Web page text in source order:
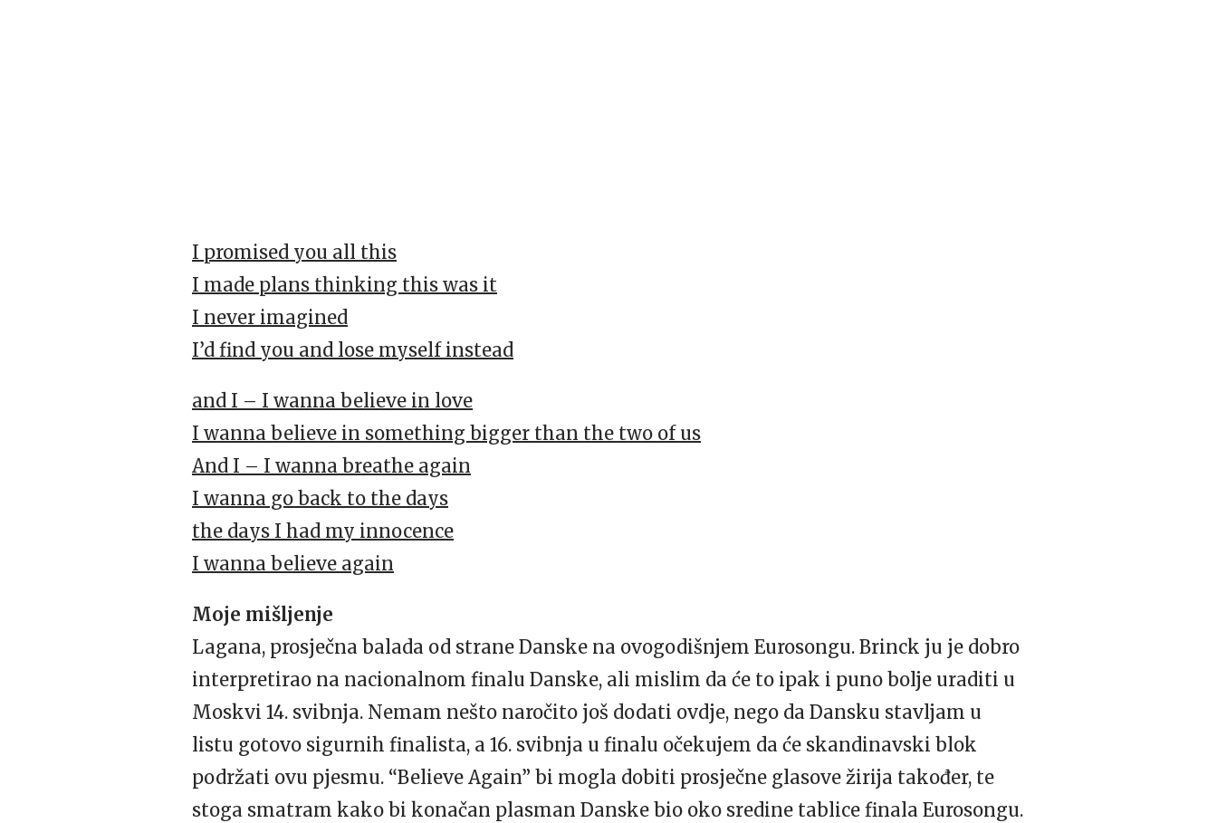
I promised you all this
I made plans thinking this was it
I never imagined
I’d find you and lose myself instead
and I – I wanna believe in love
I wanna believe in something bigger than the two of us
And I – I wanna breathe again
I wanna go back to the days
the days I had my innocence
I wanna believe again
Moje mišljenje
Lagana, prosječna balada od strane Danske na ovogodišnjem Eurosongu. Brinck ju je dobro
interpretirao na nacionalnom finalu Danske, ali mislim da će to ipak i puno bolje uraditi u
Moskvi 14. svibnja. Nemam nešto naročito još dodati ovdje, nego da Dansku stavljam u
listu gotovo sigurnih finalista, a 16. svibnja u finalu očekujem da će skandinavski blok
podržati ovu pjesmu. “Believe Again” bi mogla dobiti prosječne glasove žirija također, te
stoga smatram kako bi konačan plasman Danske bio oko sredine tablice finala Eurosongu.